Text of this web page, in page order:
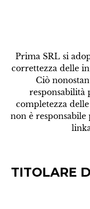
Prima SRL si
correttezza delle
Ciò
responsabilità
completezza
non è
TITOLARE